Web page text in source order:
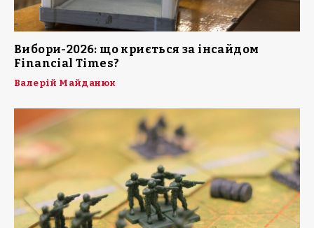
Вибори-2026: що криється за інсайдом
Financial Times?
Валерій Майданюк